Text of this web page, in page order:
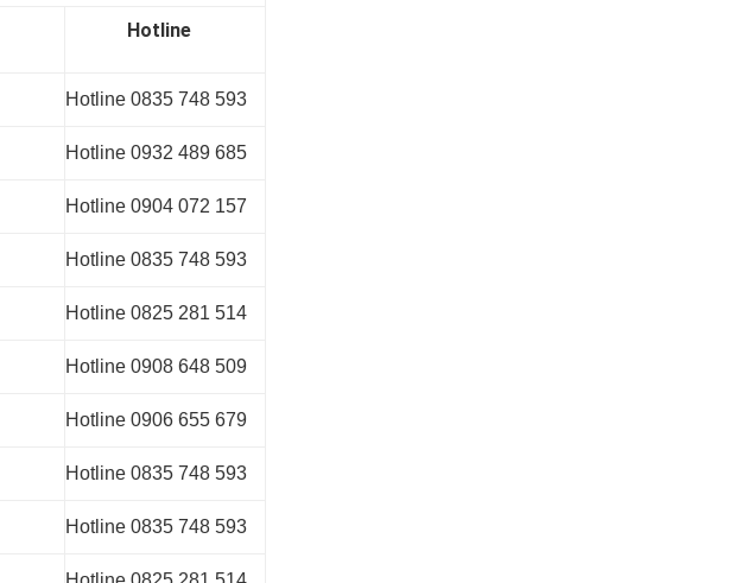
Hotline
Hotline 0835 748 593
Hotline 0932 489 685
Hotline 0904 072 157
Hotline 0835 748 593
Hotline 0825 281 514
Hotline 0908 648 509
Hotline 0906 655 679
Hotline 0835 748 593
Hotline 0835 748 593